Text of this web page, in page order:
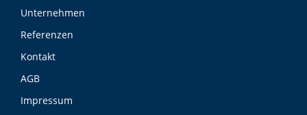
Unternehmen
Referenzen
Kontakt
AGB
Impressum